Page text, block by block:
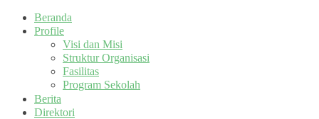
Beranda
Profile
Visi dan Misi
Struktur Organisasi
Fasilitas
Program Sekolah
Berita
Direktori